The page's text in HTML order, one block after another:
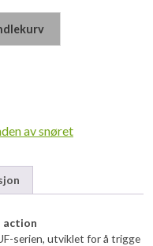
av snøret
action
serien, utviklet for å trigge